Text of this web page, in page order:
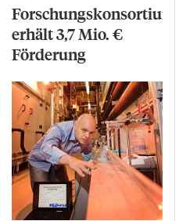
Forschungskonsortium
erhält 3,7 Mio. €
Förderung